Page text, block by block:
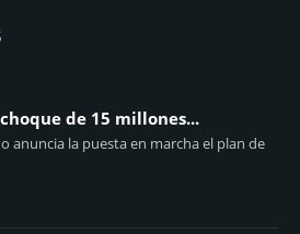
de 15 millones...
anuncia la puesta en marcha el plan de